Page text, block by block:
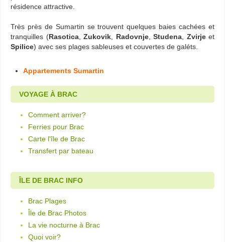
résidence attractive.
Très près de Sumartin se trouvent quelques baies cachées et
tranquilles (Rasotica, Zukovik, Radovnje, Studena, Zvirje et
Spilice) avec ses plages sableuses et couvertes de galéts.
Appartements Sumartin
VOYAGE À BRAC
Comment arriver?
Ferries pour Brac
Carte l'île de Brac
Transfert par bateau
ÎLE DE BRAC INFO
Brac Plages
Île de Brac Photos
La vie nocturne à Brac
Quoi voir?